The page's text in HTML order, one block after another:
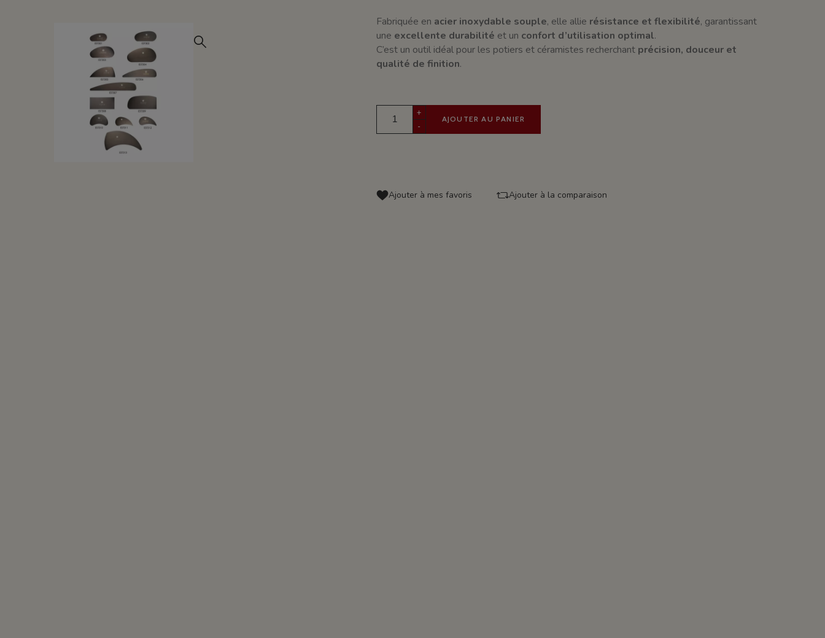
Fabriquée en acier inoxydable souple, elle allie résistance et flexibilité, garantissant
une excellente durabilité et un confort d’utilisation optimal.
C’est un outil idéal pour les potiers et céramistes recherchant précision, douceur et
qualité de finition.
+
-
AJOUTER AU PANIER
Ajouter à mes favoris Ajouter à la comparaison